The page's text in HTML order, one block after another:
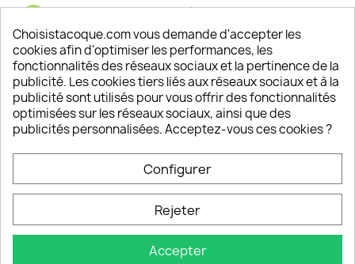
Satisfaction de nos clients
Depuis 2009, entre 92% et 94% de nos clients
sont satisfaits de nos produits
Un SAV à votre écoute
Notre SAV est disponible 6/7J de 10h à 18H
Choisistacoque.com vous demande d'accepter les
cookies afin d'optimiser les performances, les
fonctionnalités des réseaux sociaux et la pertinence de la
publicité. Les cookies tiers liés aux réseaux sociaux et à la
publicité sont utilisés pour vous offrir des fonctionnalités
optimisées sur les réseaux sociaux, ainsi que des
publicités personnalisées. Acceptez-vous ces cookies ?
Configurer
Rejeter
Accepter